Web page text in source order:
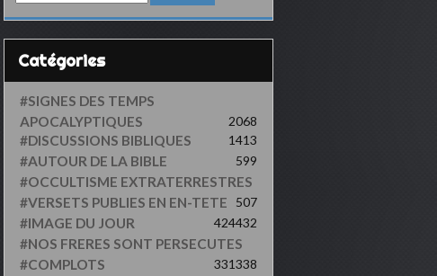
a
i
Catégories
#SIGNES DES TEMPS
APOCALYPTIQUES 2068
#DISCUSSIONS BIBLIQUES 1413
#AUTOUR DE LA BIBLE 599
#OCCULTISME EXTRATERRESTRES
507
#VERSETS PUBLIES EN EN-TETE
432
#IMAGE DU JOUR 424
#NOS FRERES SONT PERSECUTES
338
#COMPLOTS 331